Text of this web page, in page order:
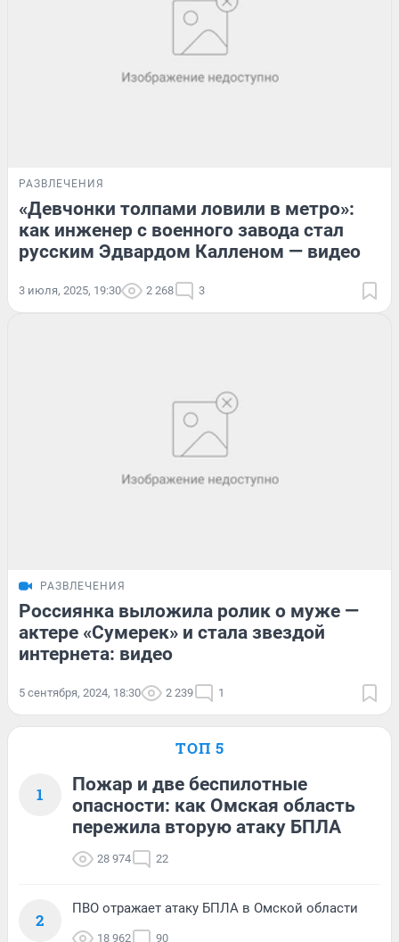
РАЗВЛЕЧЕНИЯ
«Девчонки толпами ловили в метро»:
как инженер с военного завода стал
русским Эдвардом Калленом — видео
3 июля, 2025, 19:30 2 268 3
РАЗВЛЕЧЕНИЯ
Россиянка выложила ролик о муже —
актере «Сумерек» и стала звездой
интернета: видео
5 сентября, 2024, 18:30 2 239 1
ТОП 5
1
Пожар и две беспилотные
опасности: как Омская область
пережила вторую атаку БПЛА
28 974 22
2
ПВО отражает атаку БПЛА в Омской области
18 962 90